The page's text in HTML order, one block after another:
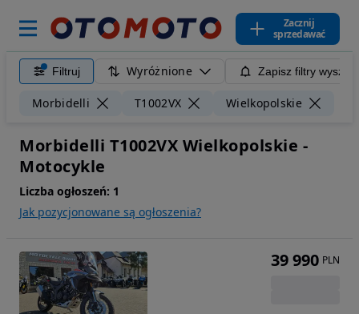
Zacznij
sprzedawać
Filtruj Wyróżnione Zapisz filtry
Morbidelli T1002VX Wielkopolskie
Morbidelli T1002VX Wielkopolskie -
Motocykle
Liczba ogłoszeń: 1
Jak pozycjonowane są ogłoszenia?
39 990 PLN